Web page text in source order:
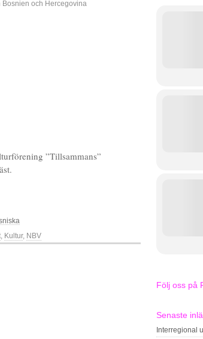
Bosnien och Hercegovina
”Tillsammans”
, Kultur, NBV
Följ oss på
Senaste
Interregional